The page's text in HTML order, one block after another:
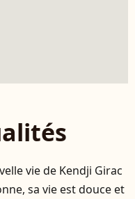
vie de Kendji Girac
sa vie est douce et